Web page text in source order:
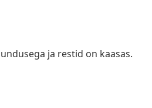
ja restid on kaasas.